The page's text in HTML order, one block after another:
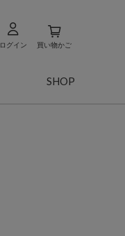
ログイン 買い物かご
SHOP